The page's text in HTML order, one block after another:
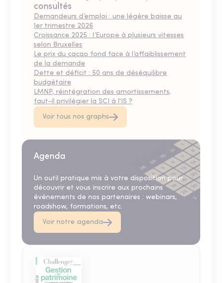
consultés
Demandeurs d’emploi : une légère baisse au
1er trimestre 2026
Croissance 2025 : l’Europe à plusieurs vitesses
selon Bruxelles
Le prix du cacao fond face à l’affaiblissement
de la demande
Dette et déficit : 50 ans de déséquilibre
budgétaire
LMNP, réintégration des amortissements,
faut-il privilégier la SCI à l'IS ?
Voir tous nos graphs
Agenda
Un outil pratique mis à votre disposition pour
découvrir et vous inscrire aux prochains
événements de nos partenaires : webinars,
roadshow, formations, etc.
Voir notre agenda